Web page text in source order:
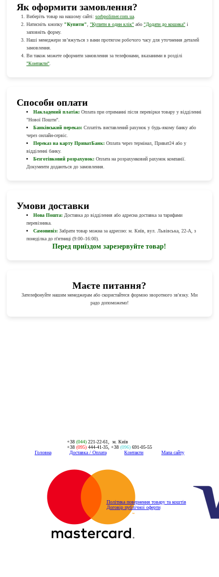
Як оформити замовлення?
Виберіть товар на нашому сайті: sorbpolimer.com.ua.
Натисніть кнопку "Купити" "Купити в один клік"або "Додати до кошика"і
заповніть форму.
Наші менеджери зв’яжуться з вами протягом робочого часу для уточнення деталей
замовлення.
Ви також можете оформити замовлення за телефонами, вказаними в розділі
"Контакти".
Способи оплати
Накладений платіж:Оплата при отриманні після перевірки товару у відділенні
"Нової Пошти".
Банківський переказ:Сплатіть виставлений рахунок у будь-якому банку або
через онлайн-сервіс.
Переказ на карту ПриватБанк:Оплата через термінал, Приват24 або у
відділенні банку.
Безготівковий розрахунок:Оплата на розрахунковий рахунок компанії.
Документи додаються до замовлення.
Умови доставки
Нова Пошта:Доставка до відділення або адресна доставка за тарифами
перевізника.
Самовивіз:Забрати товар можна за адресою: м. Київ, вул. Львівська, 22-А, з
понеділка до п'ятниці (9:00–16:00).
Перед приїздом зарезервуйте товар!
Маєте питання?
Зателефонуйте нашим менеджерам або скористайтеся формою зворотного зв'язку. Ми
радо допоможемо!
Головна Доставка / Оплата Контакти Мапа сайту
Політика повернення товару та коштів
Договір публічної оферти
+38 (044) 221-22-61, м. Київ
+38 (095) 444-41-35, +38 (096) 691-05-55